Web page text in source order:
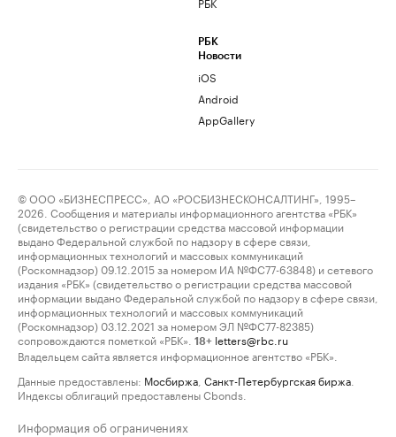
РБК
Новости
iOS
Android
AppGallery
© ООО «БИЗНЕСПРЕСС», АО «РОСБИЗНЕСКОНСАЛТИНГ», 1995–
2026. Сообщения и материалы информационного агентства «РБК»
(свидетельство о регистрации средства массовой информации
выдано Федеральной службой по надзору в сфере связи,
информационных технологий и массовых коммуникаций
(Роскомнадзор) 09.12.2015 за номером ИА №ФС77-63848) и сетевого
издания «РБК» (свидетельство о регистрации средства массовой
информации выдано Федеральной службой по надзору в сфере связи,
информационных технологий и массовых коммуникаций
(Роскомнадзор) 03.12.2021 за номером ЭЛ №ФС77-82385)
сопровождаются пометкой «РБК».
18+ letters@rbc.ru
Владельцем сайта является информационное агентство «РБК».
Данные предоставлены: Мосбиржа Санкт-Петербургская биржа
Индексы облигаций предоставлены Cbonds.
Информация об ограничениях